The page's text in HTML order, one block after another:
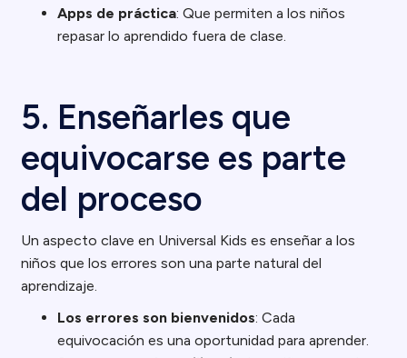
Apps de práctica: Que permiten a los niños
repasar lo aprendido fuera de clase.
5. Enseñarles que
equivocarse es parte
del proceso
Un aspecto clave en Universal Kids es enseñar a los
niños que los errores son una parte natural del
aprendizaje.
Los errores son bienvenidos: Cada
equivocación es una oportunidad para aprender.